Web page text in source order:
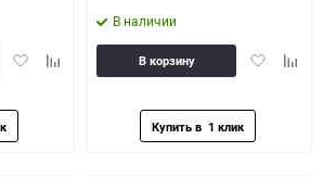
ДобавитьДобавить
В наличии
Добавить
В корзину